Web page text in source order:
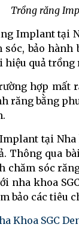
Trồng răng
Implant tại
sóc, bảo
hiệu quả trồng
hợp mất
răng bằng
tại
Thông qua
chăm sóc
nha khoa
bảo các tiêu
Khoa SGC